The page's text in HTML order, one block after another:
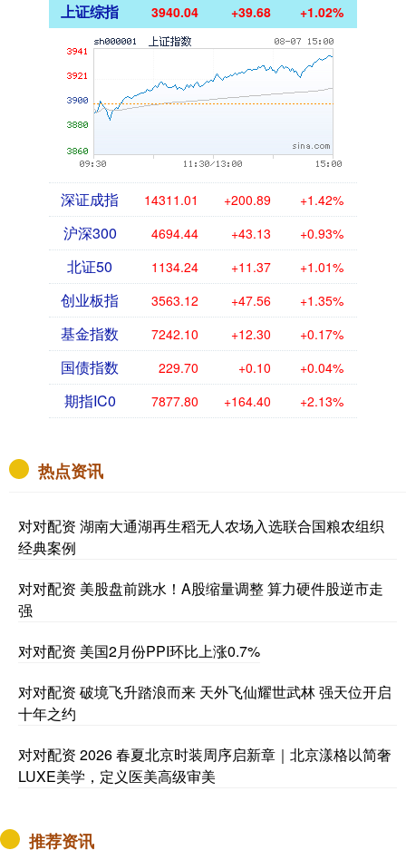
上证综指 3940.04 +39.68 +1.02%
深证成指 14311.01 +200.89 +1.42%
沪深300 4694.44 +43.13 +0.93%
北证50 1134.24 +11.37 +1.01%
创业板指 3563.12 +47.56 +1.35%
基金指数 7242.10 +12.30 +0.17%
国债指数 229.70 +0.10 +0.04%
期指IC0 7877.80 +164.40 +2.13%
热点资讯
对对配资 湖南大通湖再生稻无人农场入选联合国粮农组织
经典案例
对对配资 美股盘前跳水！A股缩量调整 算力硬件股逆市走
强
对对配资 美国2月份PPI环比上涨0.7%
对对配资 破境飞升踏浪而来 天外飞仙耀世武林 强天位开启
十年之约
对对配资 2026 春夏北京时装周序启新章｜北京漾格以简奢
LUXE美学，定义医美高级审美
推荐资讯